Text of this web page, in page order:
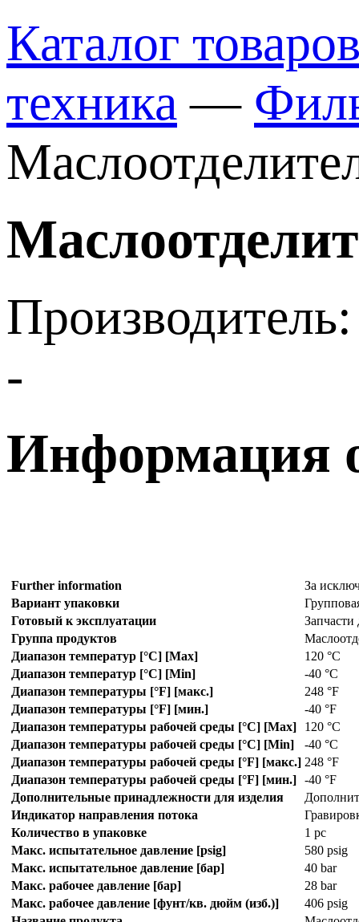
Каталог
техника —
Производитель:
-
Информация
Further information
За
Вариант упаковки
Готовый к эксплуатации
Группа продуктов
Диапазон температур [°C] [Max]
120 °C
Диапазон температур [°C] [Min]
-40 °C
Диапазон температуры [°F] [макс.]
248 °F
Диапазон температуры [°F] [мин.]
-40 °F
Диапазон температуры рабочей среды [°C] [Max]
120 °C
Диапазон температуры рабочей среды [°C] [Min]
-40 °C
Диапазон температуры рабочей среды [°F] [макс.] 248 °F
Диапазон температуры рабочей среды [°F] [мин.] -40 °F
Дополнительные принадлежности для изделия
Индикатор направления потока
Количество в упаковке
1 pc
Макс. испытательное давление [psig]
580 psig
Макс. испытательное давление [бар]
40 bar
Макс. рабочее давление [бар]
28 bar
Макс. рабочее давление [фунт/кв. дюйм (изб.)]
406 psig